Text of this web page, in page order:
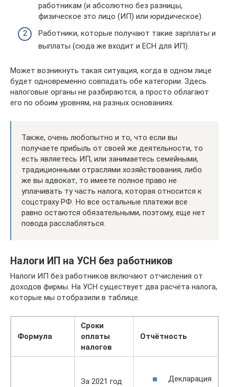
работникам (и абсолютно без разницы,
физическое это лицо (ИП) или юридическое).
Работники, которые получают такие зарплаты и
выплаты (сюда же входит и ЕСН для ИП).
Может возникнуть такая ситуация, когда в одном лице
будет одновременно совпадать обе категории. Здесь
налоговые органы не разбираются, а просто облагают
его по обоим уровням, на разных основаниях.
Также, очень любопытно и то, что если вы
получаете прибыль от своей же деятельности, то
есть являетесь ИП, или занимаетесь семейными,
традиционными отраслями хозяйствования, либо
же вы адвокат, то имеете полное право не
уплачивать ту часть налога, которая относится к
соцстраху РФ. Но все остальные платежи все
равно остаются обязательными, поэтому, еще нет
повода расслабляться.
Налоги ИП на УСН без работников
Налоги ИП без работников включают отчисления от
доходов фирмы. На УСН существует два расчёта налога,
которые мы отобразили в таблице.
Формула
Сроки
оплаты
налогов
Отчётность
За 2021 год
Декларация